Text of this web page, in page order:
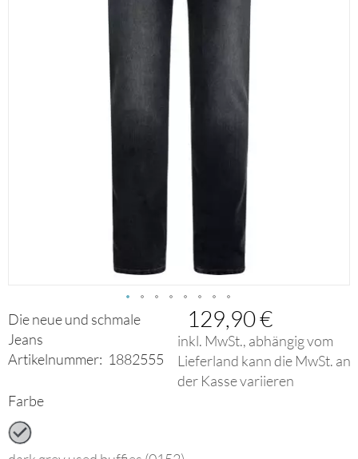
Die neue und schmale
Jeans
Artikelnummer: 1882555
129,90 €
inkl. MwSt., abhängig vom
Lieferland kann die MwSt. an
der Kasse variieren
Farbe
Zum
Anfang
der
springen